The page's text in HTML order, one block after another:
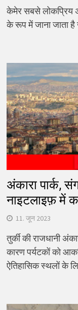
केमेर सबसे लोकप्रिय
के रूप में जाना जाता
अंकारा पार्क,
नाइटलाइफ़ में
11. जून 2023
तुर्की की राजधानी
कारण पर्यटकों को
ऐतिहासिक स्थलों के